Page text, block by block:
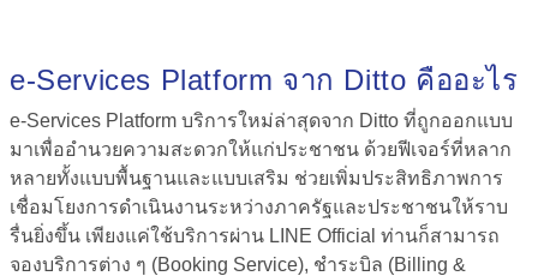
e-Services Platform จาก Ditto คืออะไร
e-Services Platform บริการใหม่ล่าสุดจาก Ditto ที่ถูกออกแบบ
มาเพื่ออำนวยความสะดวกให้แก่ประชาชน ด้วยฟีเจอร์ที่หลาก
หลายทั้งแบบพื้นฐานและแบบเสริม ช่วยเพิ่มประสิทธิภาพการ
เชื่อมโยงการดำเนินงานระหว่างภาครัฐและประชาชนให้ราบ
รื่นยิ่งขึ้น เพียงแค่ใช้บริการผ่าน LINE Official ท่านก็สามารถ
จองบริการต่าง ๆ (Booking Service), ชำระบิล (Billing &